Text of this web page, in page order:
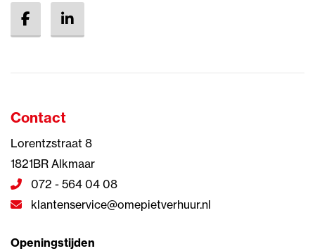
Contact
Lorentzstraat 8
1821BR Alkmaar
072 - 564 04 08
klantenservice@omepietverhuur.nl
Openingstijden